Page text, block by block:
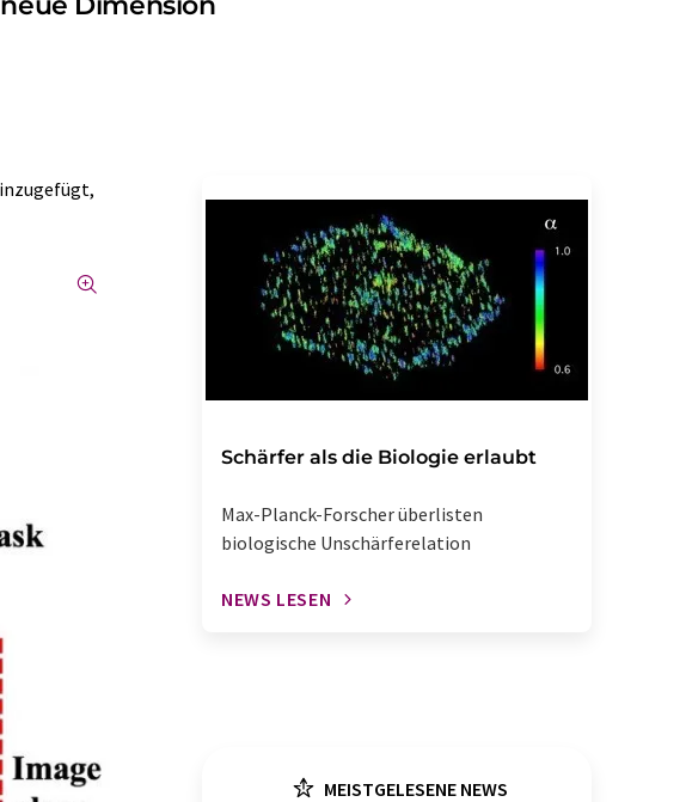
Schärfer als die Biologie erlaubt
Max-Planck-Forscher überlisten
biologische Unschärferelation
NEWS LESEN
MEISTGELESENE NEWS